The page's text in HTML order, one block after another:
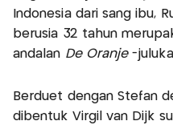
Indonesia dari sang ibu,
berusia 32 tahun
andalan De Oranje-
Berduet dengan Stefan
dibentuk Virgil van Dijk